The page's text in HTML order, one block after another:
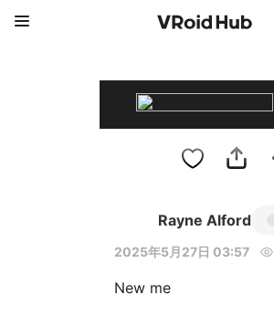
Rayne Alford
2025年5月27日 03:57
New me